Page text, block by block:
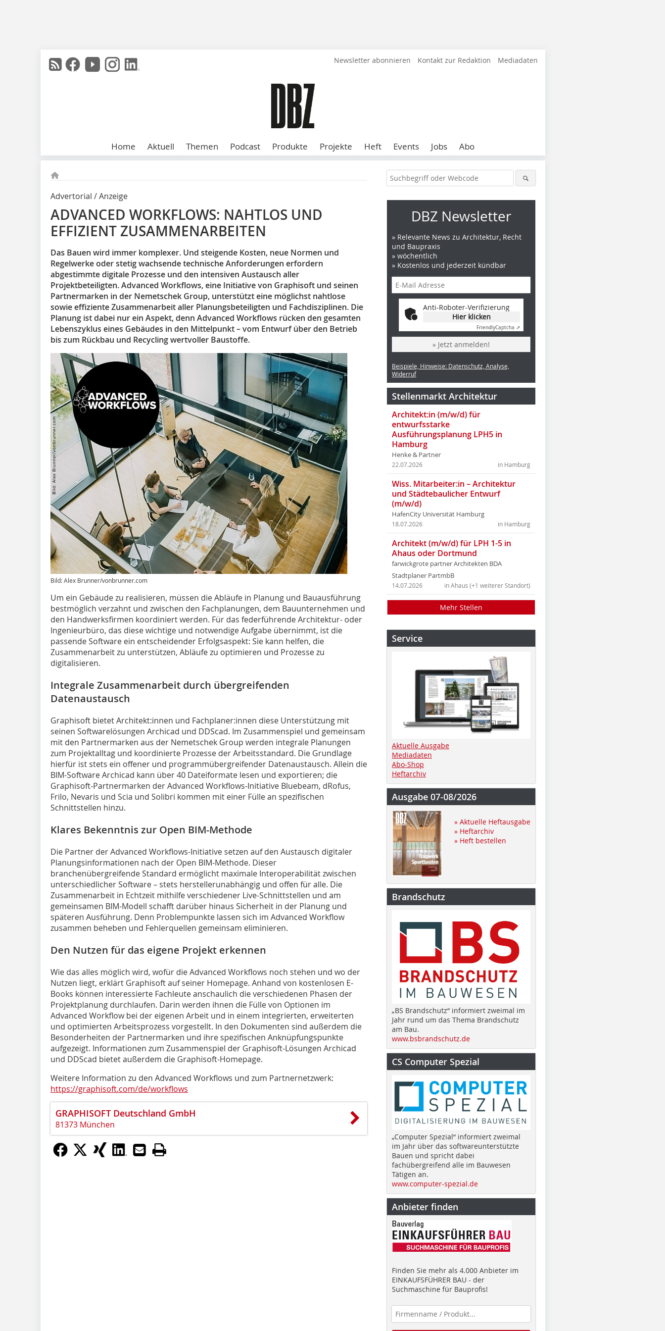
Newsletter abonnieren Kontakt zur Redaktion Mediadaten
Home Aktuell Themen Podcast Produkte Projekte Heft Events Jobs Abo
Advertorial / Anzeige
ADVANCED WORKFLOWS: NAHTLOS UND
EFFIZIENT ZUSAMMENARBEITEN
Das Bauen wird immer komplexer. Und steigende Kosten, neue Normen und
Regelwerke oder stetig wachsende technische Anforderungen erfordern
abgestimmte digitale Prozesse und den intensiven Austausch aller
Projektbeteiligten. Advanced Workflows, eine Initiative von Graphisoft und seinen
Partnermarken in der Nemetschek Group, unterstützt eine möglichst nahtlose
sowie effiziente Zusammenarbeit aller Planungs­beteiligten und Fachdisziplinen. Die
Planung ist dabei nur ein Aspekt, denn Advanced Workflows rücken den gesamten
Lebenszyklus eines Gebäudes in den Mittelpunkt – vom Entwurf über den Betrieb
bis zum Rückbau und Recycling wertvoller Baustoffe.
Bild: Alex Brunner/vonbrunner.com
Um ein Gebäude zu realisieren, müssen die Abläufe in Planung und Bauausführung
bestmöglich verzahnt und zwischen den Fachplanungen, dem Bauunternehmen und
den Handwerksfirmen koordiniert werden. Für das federführende Architektur- oder
Ingenieurbüro, das diese wichtige und notwendige Aufgabe übernimmt, ist die
passende Software ein entscheidender Erfolgsaspekt: Sie kann helfen, die
Zusammenarbeit zu unterstützen, Abläufe zu optimieren und Prozesse zu
digitalisieren.
Integrale Zusammenarbeit durch übergreifenden
Datenaustausch
Graphisoft bietet Architekt:innen und Fachplaner:innen diese Unterstützung mit
seinen Softwarelösungen Archicad und DDScad. Im Zusammenspiel und gemeinsam
mit den Partnermarken aus der Nemetschek Group werden integrale Planungen
zum Projektalltag und koordinierte Prozesse der Arbeitsstandard. Die Grundlage
hierfür ist stets ein offener und programmübergreifender Datenaustausch. Allein die
BIM­-Software Archicad kann über 40 Dateiformate lesen und exportieren; die
Graphisoft-Partnermarken der Advanced Workflows-Initiative Bluebeam, dRofus,
Frilo, Nevaris und Scia und Solibri kommen mit einer Fülle an spezifischen
Schnittstellen hinzu.
Klares Bekenntnis zur Open BIM-Methode
Die Partner der Advanced Workflows-Initiative setzen auf den Austausch digitaler
Planungsinformationen nach der Open BIM-Methode. Dieser
branchenübergreifende Standard ermöglicht maximale Interoperabilität zwischen
unterschiedlicher Software – stets herstellerunabhängig und offen für alle. Die
Zusammenarbeit in Echtzeit mithilfe verschiedener Live-Schnittstellen und am
gemeinsamen BIM-Modell schafft darüber hinaus Sicherheit in der Planung und
späteren Ausführung. Denn Problempunkte lassen sich im Advanced Workflow
zusammen beheben und Fehlerquellen gemeinsam eliminieren.
Den Nutzen für das eigene Projekt erkennen
Wie das alles möglich wird, wofür die Advanced Workflows noch stehen und wo der
Nutzen liegt, erklärt Graphisoft auf seiner Homepage. Anhand von kostenlosen E-
Books können interessierte Fachleute anschaulich die verschiedenen Phasen der
Projektplanung durchlaufen. Darin werden ihnen die Fülle von Optionen im
Advanced Workflow bei der eigenen Arbeit und in einem integrierten, erweiterten
und optimierten Arbeitsprozess vorgestellt. In den Dokumenten sind außerdem die
Besonderheiten der Partnermarken und ihre spezifischen Anknüpfungspunkte
aufgezeigt. Informationen zum Zusammenspiel der Graphisoft-Lösungen Archicad
und DDScad bietet außerdem die Graphisoft-Homepage.
Weitere Information zu den Advanced Workflows und zum Partnernetzwerk:
https://graphisoft.com/de/workflows
GRAPHISOFT Deutschland GmbH
81373 München
DBZ Newsletter
» Relevante News zu Architektur, Recht
und Baupraxis
» wöchentlich
» Kostenlos und jederzeit kündbar
Anti-Roboter-Verifizierung
Hier klicken
FriendlyCaptcha ⇗
» Jetzt anmelden!
Beispiele, Hinweise: Datenschutz, Analyse,
Widerruf
Stellenmarkt Architektur
Architekt:in (m/w/d) für
entwurfsstarke
Ausführungsplanung LPH5 in
Hamburg
Henke & Partner
in Hamburg
22.07.2026
Wiss. Mitarbeiter:in – Architektur
und Städtebaulicher Entwurf
(m/w/d)
HafenCity Universität Hamburg
in Hamburg
18.07.2026
Architekt (m/w/d) für LPH 1-5 in
Ahaus oder Dortmund
farwickgrote partner Architekten BDA
Stadtplaner PartmbB
in Ahaus (+1 weiterer Standort)
14.07.2026
Mehr Stellen
Service
Aktuelle Ausgabe
Mediadaten
Abo-Shop
Heftarchiv
Ausgabe 07-08/2026
» Aktuelle Heftausgabe
» Heftarchiv
» Heft bestellen
Brandschutz
„BS Brandschutz“ informiert zweimal im
Jahr rund um das Thema Brandschutz
am Bau.
www.bsbrandschutz.de
CS Computer Spezial
„Computer Spezial“ informiert zweimal
im Jahr über das softwareunterstützte
Bauen und spricht dabei
fachübergreifend alle im Bauwesen
Tätigen an.
www.computer-spezial.de
Anbieter finden
Finden Sie mehr als 4.000 Anbieter im
EINKAUFSFÜHRER BAU - der
Suchmaschine für Bauprofis!